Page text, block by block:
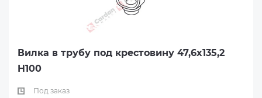
Вилка в трубу под крестовину 47,6x135,2
H100
Под заказ